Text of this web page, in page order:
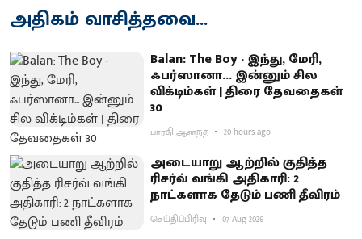
அதிகம் வாசித்தவை...
Balan: The Boy - இந்து, மேரி,
ஃபர்ஸானா... இன்னும் சில
விக்டிம்கள் | திரை தேவதைகள்
30
பாரதி ஆனந்த் 20 hours ago
அடையாறு ஆற்றில் குதித்த
ரிசர்வ் வங்கி அதிகாரி: 2
நாட்களாக தேடும் பணி தீவிரம்
செய்திப்பிரிவு 07 Aug 2026